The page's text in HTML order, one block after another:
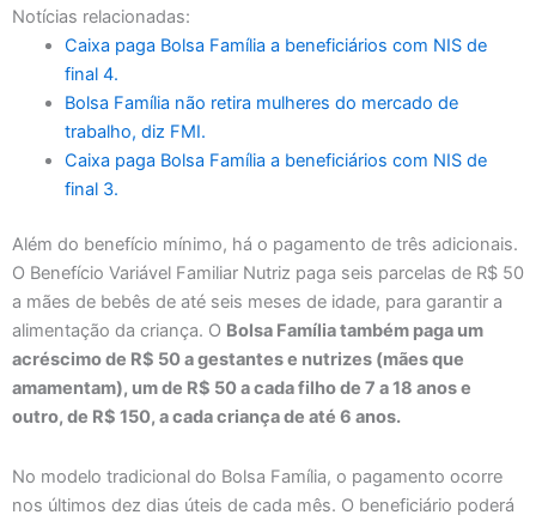
Notícias relacionadas:
Caixa paga Bolsa Família a beneficiários com NIS de
final 4.
Bolsa Família não retira mulheres do mercado de
trabalho, diz FMI.
Caixa paga Bolsa Família a beneficiários com NIS de
final 3.
Além do benefício mínimo, há o pagamento de três adicionais.
O Benefício Variável Familiar Nutriz paga seis parcelas de R$ 50
a mães de bebês de até seis meses de idade, para garantir a
alimentação da criança. O Bolsa Família também paga um
acréscimo de R$ 50 a gestantes e nutrizes (mães que
amamentam), um de R$ 50 a cada filho de 7 a 18 anos e
outro, de R$ 150, a cada criança de até 6 anos.
No modelo tradicional do Bolsa Família, o pagamento ocorre
nos últimos dez dias úteis de cada mês. O beneficiário poderá